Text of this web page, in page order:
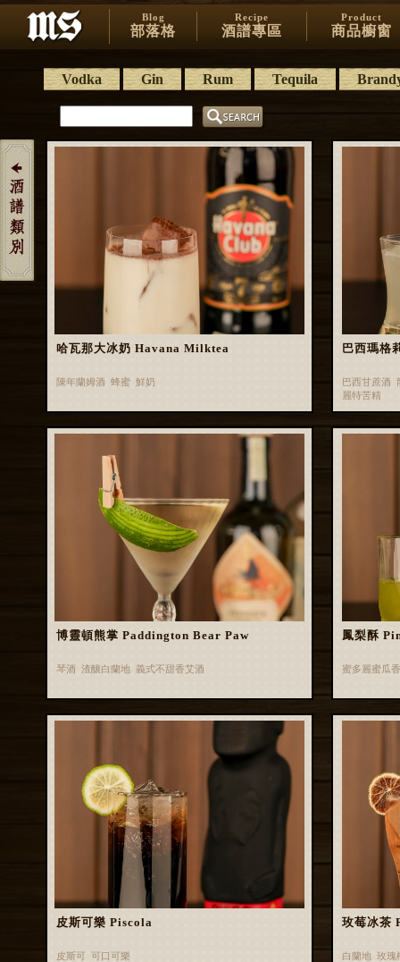
Blog
部落格
Recipe
酒譜專區
Product
商品櫥窗
Vodka Gin Rum Tequila
哈瓦那大冰奶 Havana Milktea
陳年蘭姆酒 蜂蜜 鮮奶
巴西瑪
巴西甘蔗酒
麗特苦精
博靈頓熊掌 Paddington Bear Paw
琴酒 渣釀白蘭地 義式不甜香艾酒
鳳梨酥
蜜多麗蜜瓜
皮斯可樂 Piscola
皮斯可 可口可樂
玫莓冰茶
白蘭地 玫瑰